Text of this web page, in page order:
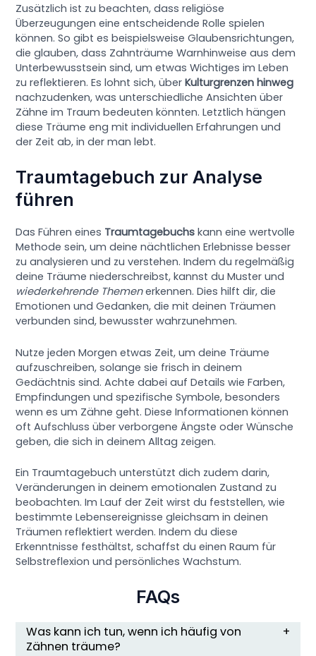
Zusätzlich ist zu beachten, dass religiöse
Überzeugungen eine entscheidende Rolle spielen
können. So gibt es beispielsweise Glaubensrichtungen,
die glauben, dass Zahnträume Warnhinweise aus dem
Unterbewusstsein sind, um etwas Wichtiges im Leben
zu reflektieren. Es lohnt sich, überKulturgrenzen hinweg
nachzudenken, was unterschiedliche Ansichten über
Zähne im Traum bedeuten könnten. Letztlich hängen
diese Träume eng mit individuellen Erfahrungen und
der Zeit ab, in der man lebt.
Traumtagebuch zur Analyse
führen
Das Führen eines Traumtagebuchs kann eine wertvolle
Methode sein, um deine nächtlichen Erlebnisse besser
zu analysieren und zu verstehen. Indem du regelmäßig
deine Träume niederschreibst, kannst du Muster und
wiederkehrende Themenerkennen. Dies hilft dir, die
Emotionen und Gedanken, die mit deinen Träumen
verbunden sind, bewusster wahrzunehmen.
Nutze jeden Morgen etwas Zeit, um deine Träume
aufzuschreiben, solange sie frisch in deinem
Gedächtnis sind. Achte dabei auf Details wie Farben,
Empfindungen und spezifische Symbole, besonders
wenn es um Zähne geht. Diese Informationen können
oft Aufschluss über verborgene Ängste oder Wünsche
geben, die sich in deinem Alltag zeigen.
Ein Traumtagebuch unterstützt dich zudem darin,
Veränderungen in deinem emotionalen Zustand zu
beobachten. Im Lauf der Zeit wirst du feststellen, wie
bestimmte Lebensereignisse gleichsam in deinen
Träumen reflektiert werden. Indem du diese
Erkenntnisse festhältst, schaffst du einen Raum für
Selbstreflexion und persönliches Wachstum.
FAQs
Was kann ich tun, wenn ich häufig von
Zähnen träume?